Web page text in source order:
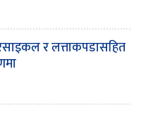
र लत्ताकपडासहित